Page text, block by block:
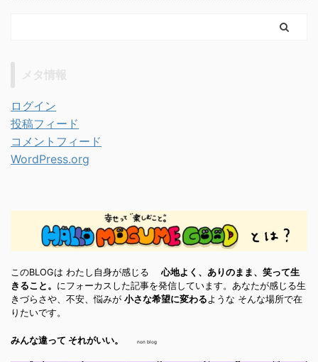
ログイン
投稿フィード
コメントフィード
WordPress.org
このBLOGは わたし自身が感じる心地よく、ありのまま、笑って生
きること。 にフォーカスした記事を発信しています。あなたが感じる生
きづらさや、不安、悩みが 小さな希望に変わる ような そんな場所で在
りたいです。
みんな違って それがいい。 non blog